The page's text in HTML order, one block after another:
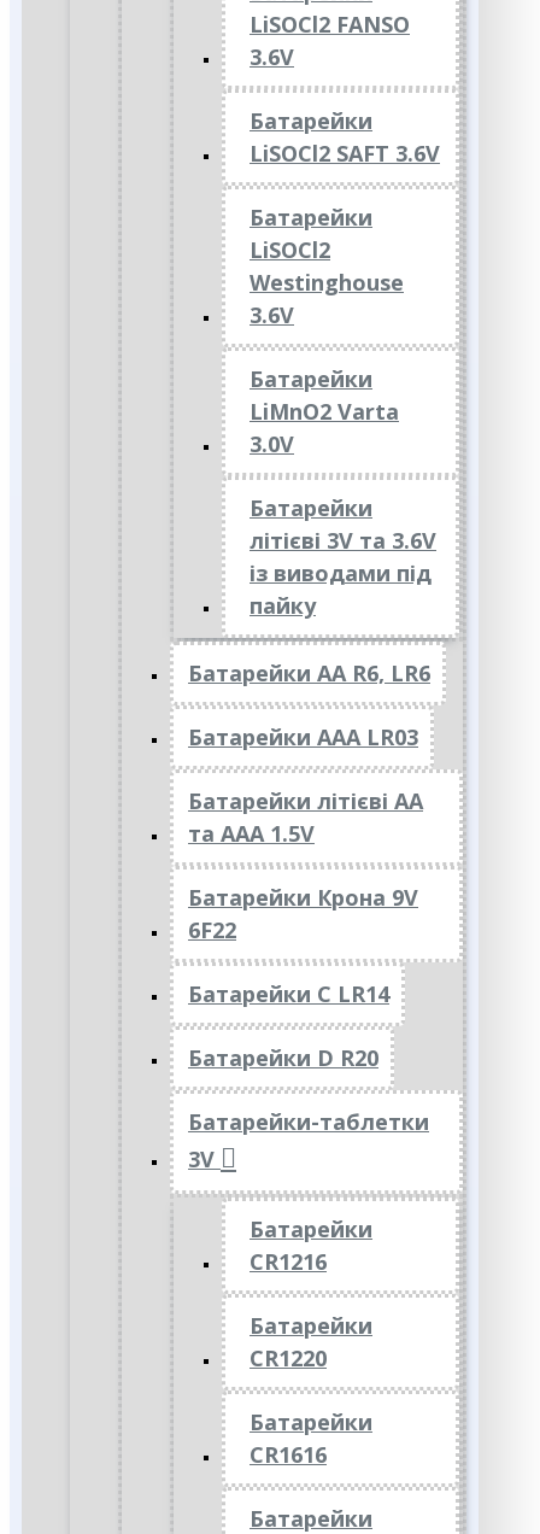
LiSOCl2 FANSO
3.6V
Батарейки
LiSOCl2 SAFT 3.6V
Батарейки
LiSOCl2
Westinghouse
3.6V
Батарейки
LiMnO2 Varta
3.0V
Батарейки
літієві 3V та 3.6V
із виводами під
пайку
Батарейки АА R6, LR6
Батарейки АAА LR03
Батарейки літієві АА
та ААА 1.5V
Батарейки Крона 9V
6F22
Батарейки C LR14
Батарейки D R20
Батарейки-таблетки
3V
Батарейки
CR1216
Батарейки
CR1220
Батарейки
CR1616
Батарейки